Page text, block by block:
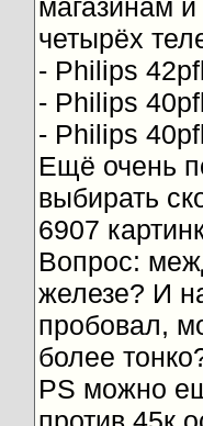
магазинам
четырёх
- Philips
- Philips
- Philips
Ещё очень
выбирать
6907
Вопрос:
железе? И
пробовал,
более
PS можно